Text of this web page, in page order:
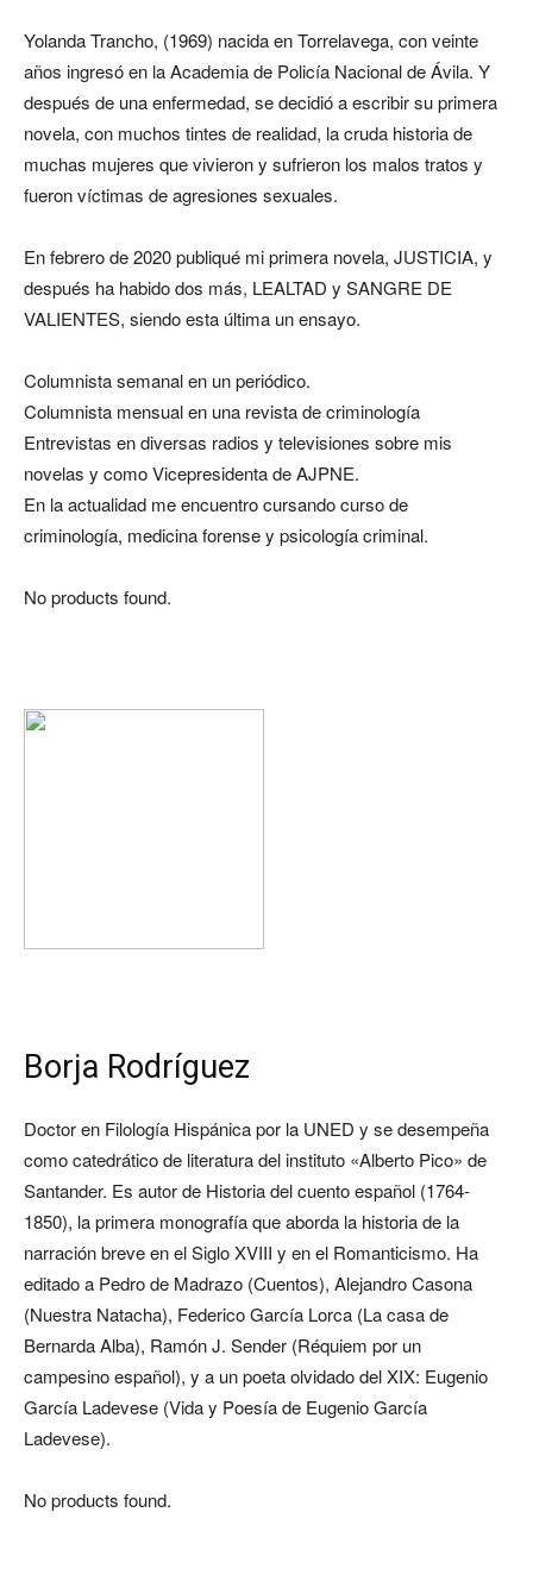
Yolanda Trancho, (1969) nacida en Torrelavega, con veinte
años ingresó en la Academia de Policía Nacional de Ávila. Y
después de una enfermedad, se decidió a escribir su primera
novela, con muchos tintes de realidad, la cruda historia de
muchas mujeres que vivieron y sufrieron los malos tratos y
fueron víctimas de agresiones sexuales.
En febrero de 2020 publiqué mi primera novela, JUSTICIA, y
después ha habido dos más, LEALTAD y SANGRE DE
VALIENTES, siendo esta última un ensayo.
Columnista semanal en un periódico.
Columnista mensual en una revista de criminología
Entrevistas en diversas radios y televisiones sobre mis
novelas y como Vicepresidenta de AJPNE.
En la actualidad me encuentro cursando curso de
criminología, medicina forense y psicología criminal.
No products found.
Borja Rodríguez
Doctor en Filología Hispánica por la UNED y se desempeña
como catedrático de literatura del instituto «Alberto Pico» de
Santander. Es autor de Historia del cuento español (1764-
1850), la primera monografía que aborda la historia de la
narración breve en el Siglo XVIII y en el Romanticismo. Ha
editado a Pedro de Madrazo (Cuentos), Alejandro Casona
(Nuestra Natacha), Federico García Lorca (La casa de
Bernarda Alba), Ramón J. Sender (Réquiem por un
campesino español), y a un poeta olvidado del XIX: Eugenio
García Ladevese (Vida y Poesía de Eugenio García
Ladevese).
No products found.